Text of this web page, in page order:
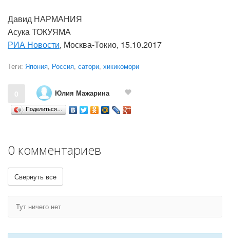
Давид НАРМАНИЯ
Асука ТОКУЯМА
РИА Новости, Москва-Токио, 15.10.2017
Теги: Япония, Россия, сатори, хикикомори
0 Юлия Мажарина
Поделиться…
0 комментариев
Свернуть все
Тут ничего нет